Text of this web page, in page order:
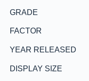
GRADE
FACTOR
YEAR RELEASED
DISPLAY SIZE